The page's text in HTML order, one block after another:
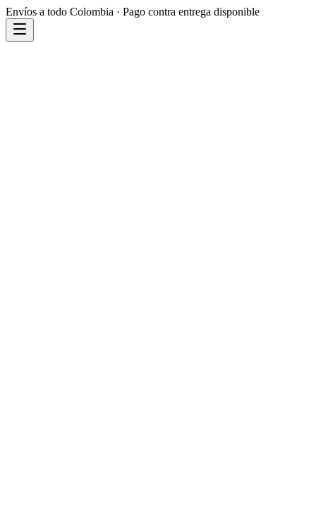
Envíos a todo Colombia · Pago contra entrega disponible